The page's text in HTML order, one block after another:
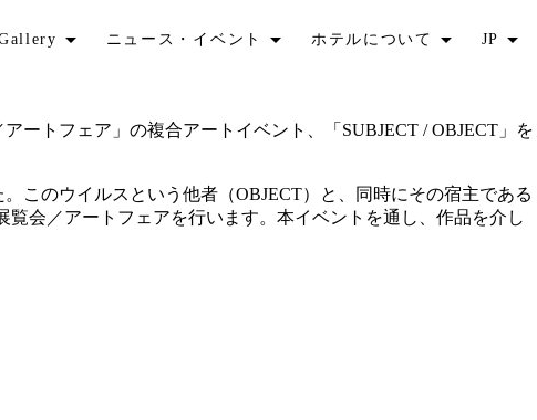
ニュース・イベント ホテルについて JP
ートフェア」の複合アートイベント、「SUBJECT / OBJECT」を
このウイルスという他者（OBJECT）と、同時にその宿主である
会／アートフェアを行います。本イベントを通し、作品を介し